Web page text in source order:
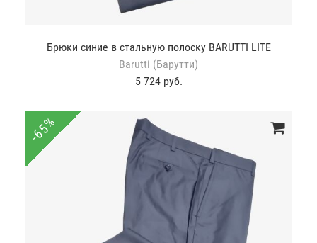
Брюки синие в стальную полоску BARUTTI LITE
Barutti (Барутти)
5 724 руб.
-65%